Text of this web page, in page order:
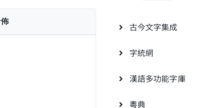
古今文字集成
字統網
漢語多功能字庫
粵典